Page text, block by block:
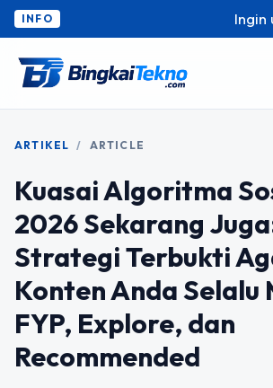
INFO Ingin
ARTIKEL / ARTICLE
Kuasai Algoritma
2026 Sekarang
Strategi Terbukti
Konten Anda Selalu
FYP, Explore, dan
Recommended